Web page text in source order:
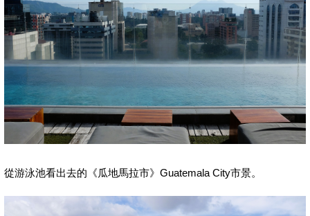
從游泳池看出去的《瓜地馬拉市》Guatemala City市景。